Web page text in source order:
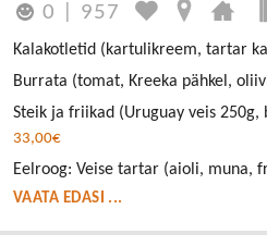
0 957
Kalakotletid (kartulikreem, tartar
Burrata (tomat, Kreeka pähkel,
Steik ja friikad (Uruguay veis 250g,
33,00€
Eelroog: Veise tartar (aioli, muna,
VAATA EDASI ...